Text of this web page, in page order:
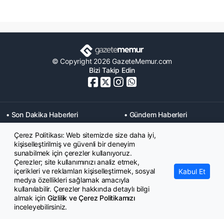
© Copyright 2026 GazeteMemur.com
Bizi Takip Edin
• Son Dakika Haberleri
• Gündem Haberleri
• Memurlar Haberleri
• KPSS Haberleri
• Ekonomi Haberleri
• Eğitim Haberleri
• Yaşam Haberleri
• Maaş Verileri Haberleri
• Mahkeme Kararları
Haberleri
Çerez Politikası: Web sitemizde size daha iyi,
kişiselleştirilmiş ve güvenli bir deneyim
sunabilmek için çerezler kullanıyoruz.
Çerezler; site kullanımınızı analiz etmek,
içerikleri ve reklamları kişiselleştirmek, sosyal
medya özellikleri sağlamak amacıyla
kullanılabilir. Çerezler hakkında detaylı bilgi
almak için Gizlilik ve Çerez Politikamızı
inceleyebilirsiniz.
Kabul Et